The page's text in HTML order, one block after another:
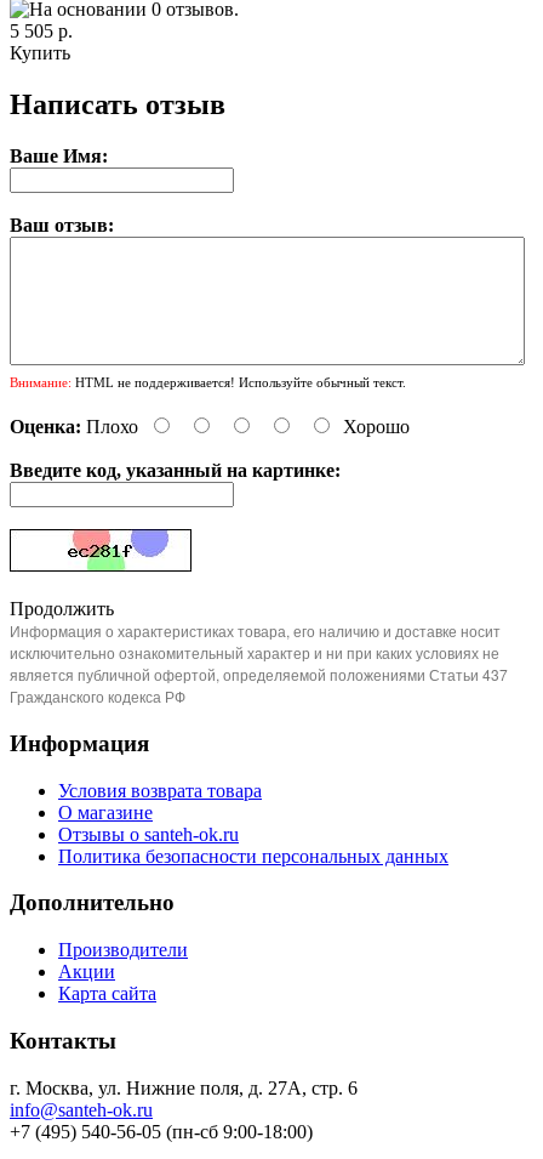
5 505 р.
Купить
Написать отзыв
Ваше Имя:
Ваш отзыв:
Внимание: HTML не поддерживается! Используйте обычный текст.
Оценка: Плохо Хорошо
Введите код, указанный на картинке:
Продолжить
Информация о характеристиках товара, его наличию и доставке носит
исключительно ознакомительный характер и ни при каких условиях не
является публичной офертой, определяемой положениями Статьи 437
Гражданского кодекса РФ
Информация
Условия возврата товара
О магазине
Отзывы о santeh-ok.ru
Политика безопасности персональных данных
Дополнительно
Производители
Акции
Карта сайта
Контакты
г. Москва, ул. Нижние поля, д. 27А, стр. 6
info@santeh-ok.ru
+7 (495) 540-56-05 (пн-сб 9:00-18:00)